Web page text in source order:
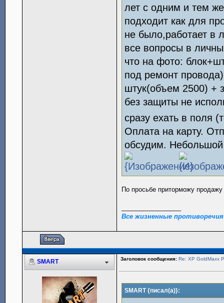
лет с одним и тем
подходит как для
не было,работает в
все вопросы в
что на фото:
под ремонт
штук(объем 2500) +
без защиты не
сразу ехать в поля
Оплата на карту.
обсудим.
По просьбе приторможу
Все жизненные
SMART Заголовок сообщения: Re: XP
SMART {писал(а)}: